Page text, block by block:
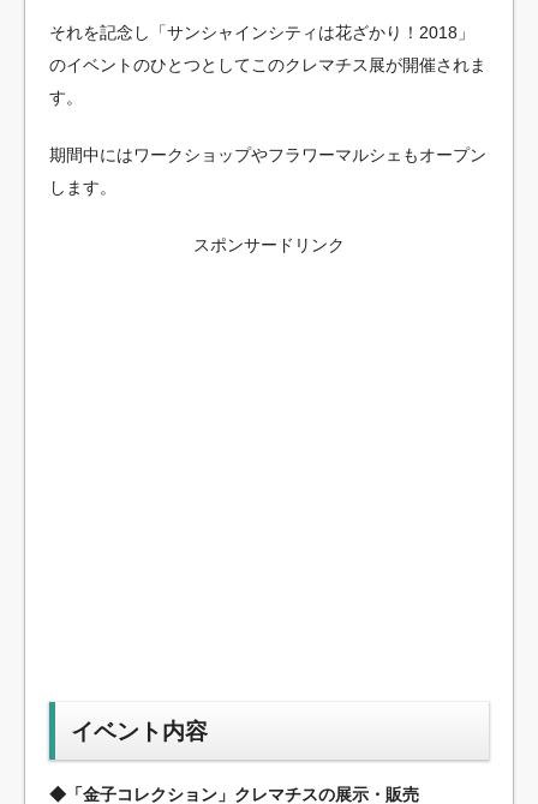
それを記念し「サンシャインシティは花ざかり！2018」
のイベントのひとつとしてこのクレマチス展が開催されま
す。
期間中にはワークショップやフラワーマルシェもオープン
します。
スポンサードリンク
イベント内容
◆「金子コレクション」クレマチスの展示・販売